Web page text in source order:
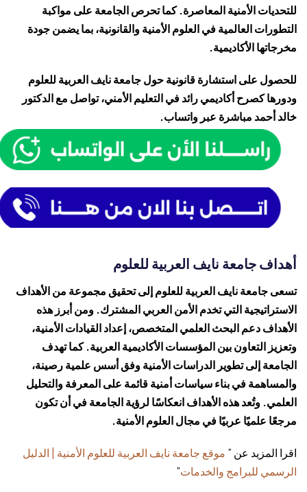
للتحديات الأمنية المعاصرة. كما تحرص الجامعة على مواكبة
التطورات العالمية في العلوم الأمنية والقانونية، بما يضمن جودة
مخرجاتها الأكاديمية.
للحصول على استشارة قانونية حول جامعة نايف العربية للعلوم
ودورها كصرح أكاديمي رائد في التعليم الأمني، تواصل معالدكتور
خالد أحمدمباشرة عبر واتساب.
أهداف جامعة نايف العربية للعلوم
تسعى جامعة نايف العربية للعلوم إلى تحقيق مجموعة من الأهداف
الاستراتيجية التي تخدم الأمن العربي المشترك. ومن أبرز هذه
الأهداف دعم البحث العلمي المتخصص، إعداد القيادات الأمنية،
وتعزيز التعاون بين المؤسسات الأكاديمية العربية. كما تهدف
الجامعة إلى تطوير الدراسات الأمنية وفق أسس علمية رصينة،
والمساهمة في بناء سياسات أمنية قائمة على المعرفة والتحليل
العلمي. وتُعد هذه الأهداف انعكاسًا لرؤية الجامعة في أن تكون
مرجعًا علميًا عربيًا في مجال العلوم الأمنية.
اقرا المزيد عن ”موقع جامعة نايف العربية للعلوم الأمنية | الدليل
الرسمي للبرامج والخدمات”